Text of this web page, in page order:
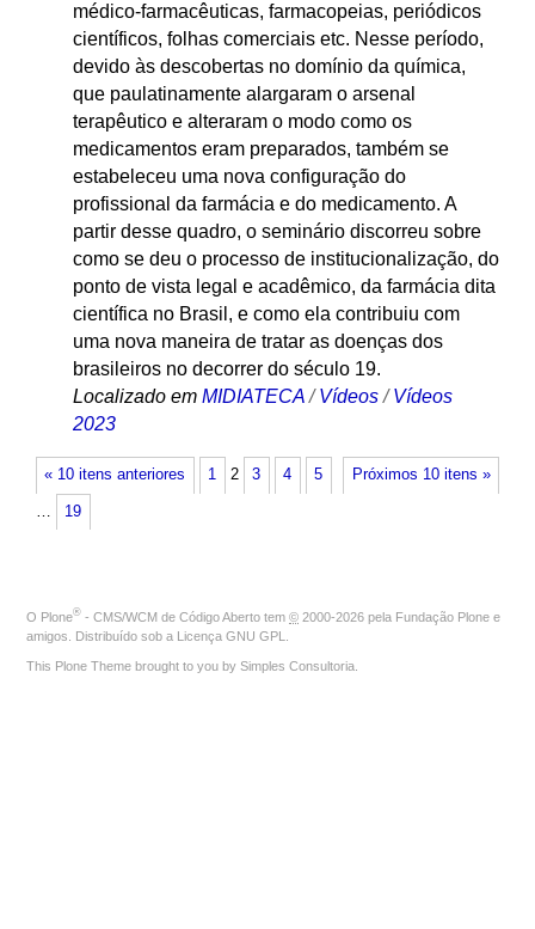
médico-farmacêuticas, farmacopeias, periódicos
científicos, folhas comerciais etc. Nesse período,
devido às descobertas no domínio da química,
que paulatinamente alargaram o arsenal
terapêutico e alteraram o modo como os
medicamentos eram preparados, também se
estabeleceu uma nova configuração do
profissional da farmácia e do medicamento. A
partir desse quadro, o seminário discorreu sobre
como se deu o processo de institucionalização, do
ponto de vista legal e acadêmico, da farmácia dita
científica no Brasil, e como ela contribuiu com
uma nova maneira de tratar as doenças dos
brasileiros no decorrer do século 19.
Localizado em MIDIATECA /Vídeos /Vídeos
2023
« 10 itens anteriores Próximos 10 itens »
1 2 3 4 5
… 19
O Plone® - CMS/WCM de Código Aberto tem © 2000-2026 pela Fundação Plone e
amigos. Distribuído sob a Licença GNU GPL
This Plone Theme brought to you by Simples Consultoria